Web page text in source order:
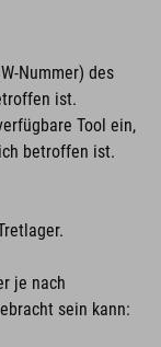
Nummer) des
ist.
Tool ein,
betroffen ist.
je nach
sein kann: